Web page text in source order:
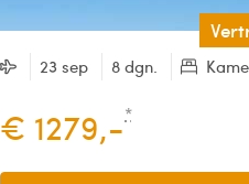
23 sep 8 dgn.
€ 1279,-*